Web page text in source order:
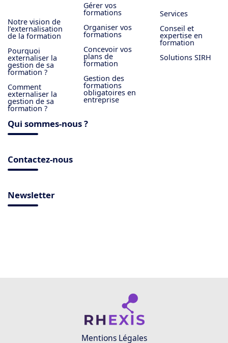
Notre vision de
l’externalisation
de la formation
Pourquoi
externaliser la
gestion de sa
formation ?
Comment
externaliser la
gestion de sa
formation ?
Gérer vos
formations
Organiser vos
formations
Concevoir vos
plans de
formation
Gestion des
formations
obligatoires en
entreprise
Services
Conseil et
expertise en
formation
Solutions SIRH
Qui sommes-nous ?
Contactez-nous
Newsletter
Mentions Légales